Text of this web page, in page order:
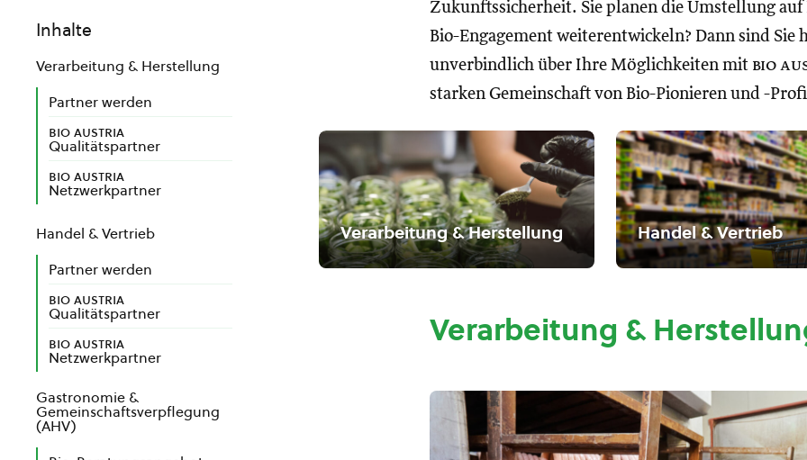
Zukunftssicherheit. Sie planen die Umstellung
Bio-Engagement weiterentwickeln? Dann sind
unverbindlich über Ihre Möglichkeiten mit bio
starken Gemeinschaft von Bio-Pionieren und -
Verarbeitung & Herstellung Handel & Vertrieb
Verarbeitung &
Inhalte
Verarbeitung & Herstellung
Partner werden
bio austria
Qualitätspartner
bio austria
Netzwerkpartner
Handel & Vertrieb
Partner werden
bio austria
Qualitätspartner
bio austria
Netzwerkpartner
Gastronomie &
Gemeinschaftsverpflegung
(AHV)